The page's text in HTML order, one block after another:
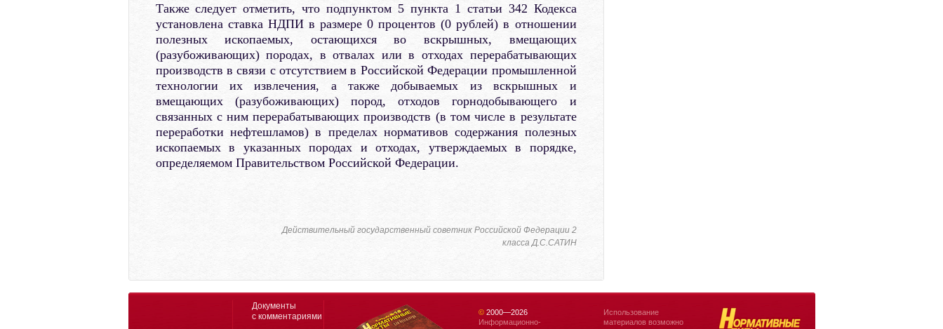
Также следует отметить, что подпунктом 5 пункта 1 статьи 342 Кодекса
установлена ставка НДПИ в размере 0 процентов (0 рублей) в отношении
полезных ископаемых, остающихся во вскрышных, вмещающих
(разубоживающих) породах, в отвалах или в отходах перерабатывающих
производств в связи с отсутствием в Российской Федерации промышленной
технологии их извлечения, а также добываемых из вскрышных и
вмещающих (разубоживающих) пород, отходов горнодобывающего и
связанных с ним перерабатывающих производств (в том числе в результате
переработки нефтешламов) в пределах нормативов содержания полезных
ископаемых в указанных породах и отходах, утверждаемых в порядке,
определяемом Правительством Российской Федерации.
Действительный государственный советник Российской Федерации 2
класса Д.С.САТИН
Документы
с комментариями
©2000—2026
Информационно-
Использование
материалов возможно